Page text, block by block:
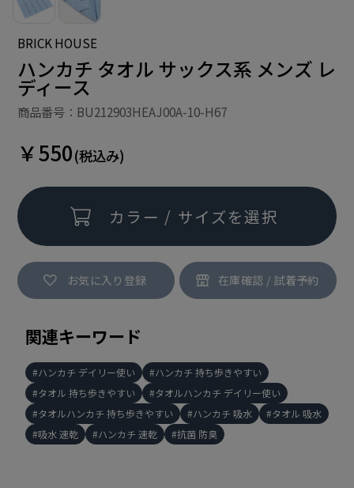
BRICK HOUSE
ハンカチ タオル サックス系 メンズ レ
ディース
商品番号：BU212903HEAJ00A-10-H67
￥550(税込み)
カラー / サイズを選択
お気に入り登録
関連キーワード
ハンカチ デイリー使い
ハンカチ 持ち歩きやすい
タオル 持ち歩きやすい
タオルハンカチ デイリー使い
タオルハンカチ 持ち歩きやすい
ハンカチ 吸水
タオル 吸水
吸水 速乾
ハンカチ 速乾 抗菌 防臭